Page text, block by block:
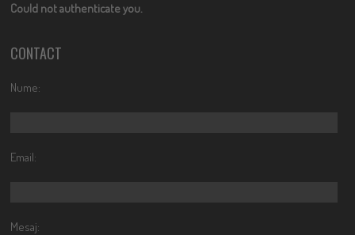
Could not authenticate you.
CONTACT
Nume:
Email:
Mesaj: